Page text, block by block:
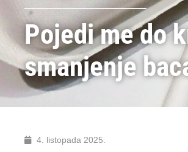
Pojedi me do
smanjenje
4. listopada 2025.